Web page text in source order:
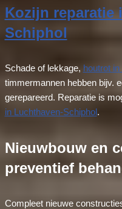
Kozijn reparatie
Schiphol
Schade of lekkage, houtrot
timmermannen hebben bijv.
gerepareerd. Reparatie is
in Luchthaven-Schiphol.
Nieuwbouw en
preventief
Compleet nieuwe